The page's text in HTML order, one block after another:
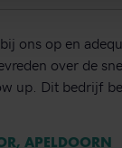
ons op en
over de
up. Dit bedrijf
APELDOORN